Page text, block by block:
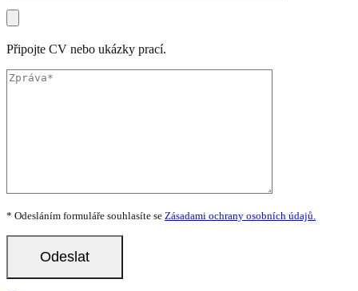
Připojte CV nebo ukázky prací.
* Odesláním formuláře souhlasíte se Zásadami ochrany osobních údajů.